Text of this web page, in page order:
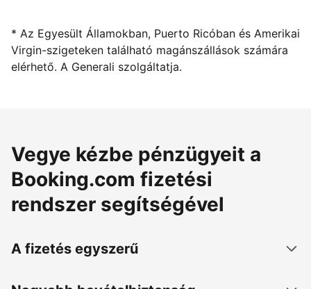
* Az Egyesült Államokban, Puerto Ricóban és Amerikai
Virgin-szigeteken található magánszállások számára
elérhető. A Generali szolgáltatja.
Vegye kézbe pénzügyeit a
Booking.com fizetési
rendszer segítségével
A fizetés egyszerű